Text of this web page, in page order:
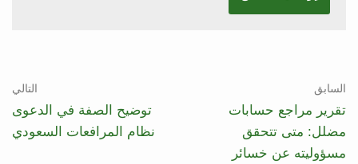
السابق
تقرير مراجع حسابات
مضلل: متى تتحقق
مسؤوليته عن خسائر
التالي
توضيح الصفة في الدعوى
نظام المرافعات السعودي